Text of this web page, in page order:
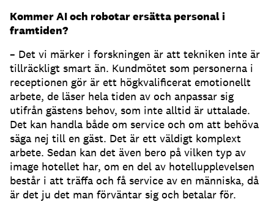
Kommer AI och robotar ersätta personal i
framtiden?
– Det vi märker i forskningen är att tekniken inte är
tillräckligt smart än. Kundmötet som personerna i
receptionen gör är ett högkvalificerat emotionellt
arbete, de läser hela tiden av och anpassar sig
utifrån gästens behov, som inte alltid är uttalade.
Det kan handla både om service och om att behöva
säga nej till en gäst. Det är ett väldigt komplext
arbete. Sedan kan det även bero på vilken typ av
image hotellet har, om en del av hotellupplevelsen
består i att träffa och få service av en människa, då
är det ju det man förväntar sig och betalar för.